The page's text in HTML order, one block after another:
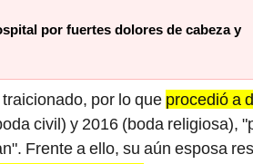
por fuertes dolores de cabeza y
por lo que procedió a
civil) y 2016 (boda religiosa),
Frente a ello, su aún esposa